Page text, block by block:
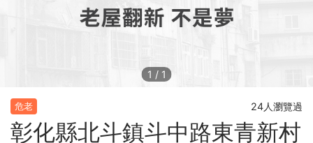
1 / 1
危老 24人瀏覽過
彰化縣北斗鎮斗中路東青新村